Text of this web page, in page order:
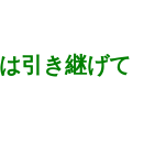
引き継げて